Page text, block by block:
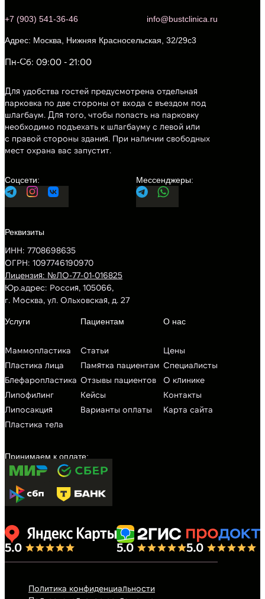
+7 (903) 541-36-46 info@bustclinica.ru
Москва, Нижняя Красносельская, 32/29с3
Пн-Сб: 09:00 - 21:00
Для удобства гостей предусмотрена отдельная
парковка по две стороны от входа с въездом под
шлагбаум. Для того, чтобы попасть на парковку
необходимо подъехать к шлагбауму с левой или
с правой стороны здания. При наличии свободных
мест охрана вас запустит.
ИНН: 7708698635
ОГРН: 1097746190970
Лицензия: №ЛО-77-01-016825
Юр.адрес: Россия, 105066,
г. Москва, ул. Ольховская, д. 27
Маммопластика
Пластика лица
Блефаропластика
Липофилинг
Липосакция
Пластика тела
Статьи
Памятка пациентам
Отзывы пациентов
Кейсы
Варианты оплаты
Цены
Специалисты
О клинике
Контакты
Карта сайта
Политика конфиденциальности